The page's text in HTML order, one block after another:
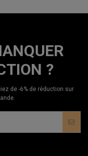
?
de -6% de réduction sur